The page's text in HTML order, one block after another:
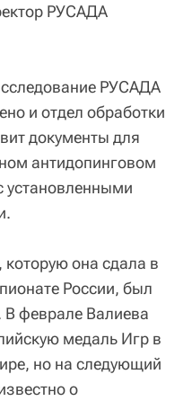
РУСАДА
РУСАДА
и отдел обработки
документы для
антидопинговом
установленными
она сдала в
России, был
В феврале Валиева
медаль Игр в
но на следующий
о